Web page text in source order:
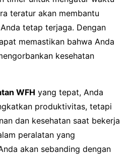
teratur akan membantu
tetap terjaga. Dengan
memastikan bahwa Anda
kesehatan
WFH yang tepat, Anda
produktivitas, tetapi
dan kesehatan saat bekerja
peralatan yang
akan sebanding dengan